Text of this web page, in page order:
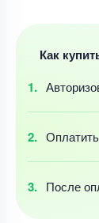
Как
После